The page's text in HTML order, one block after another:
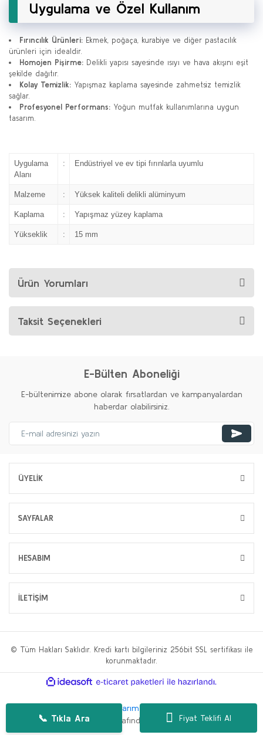
Fiyat Teklifi Al
Uygulama ve Özel Kullanım
Fırıncılık Ürünleri: Ekmek, poğaça, kurabiye ve diğer pastacılık
ürünleri için idealdir.
Homojen Pişirme: Delikli yapısı sayesinde ısıyı ve hava akışını eşit
şekilde dağıtır.
Kolay Temizlik: Yapışmaz kaplama sayesinde zahmetsiz temizlik
sağlar.
Profesyonel Performans: Yoğun mutfak kullanımlarına uygun
tasarım.
Uygulama
Alanı
: Endüstriyel ve ev tipi fırınlarla uyumlu
Malzeme : Yüksek kaliteli delikli alüminyum
Kaplama : Yapışmaz yüzey kaplama
Yükseklik : 15 mm
Ürün Yorumları
Taksit Seçenekleri
E-Bülten Aboneliği
E-bültenimize abone olarak fırsatlardan ve kampanyalardan
haberdar olabilirsiniz.
ÜYELİK
SAYFALAR
HESABIM
📞 Tıkla Ara
İLETİŞİM
© Tüm Hakları Saklıdır. Kredi kartı bilgileriniz 256bit SSL sertifikası ile
korunmaktadır.
ideasoft
e-
paketleri
WP.tc Web Tasarım Ajansı
Danışmanlığı
tarafından geliştirilmiştir.